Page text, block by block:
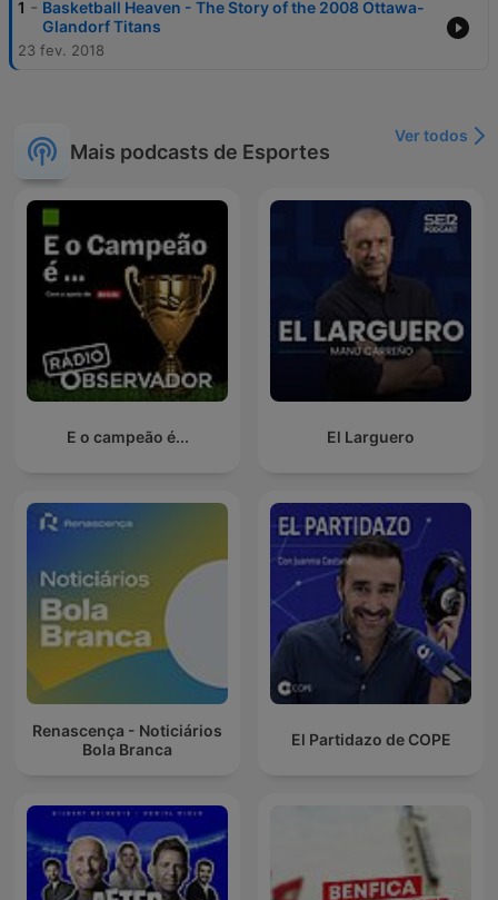
1 - Basketball Heaven - The Story of the 2008 Ottawa-
Glandorf Titans
23 fev. 2018
Mais podcasts de Esportes
Ver todos
E o campeão é... El Larguero
Renascença - Noticiários
Bola Branca
El Partidazo de COPE